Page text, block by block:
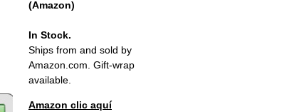
(Amazon)
In Stock.
Ships from and sold by
Amazon.com. Gift-wrap
available.
Amazon clic aquí